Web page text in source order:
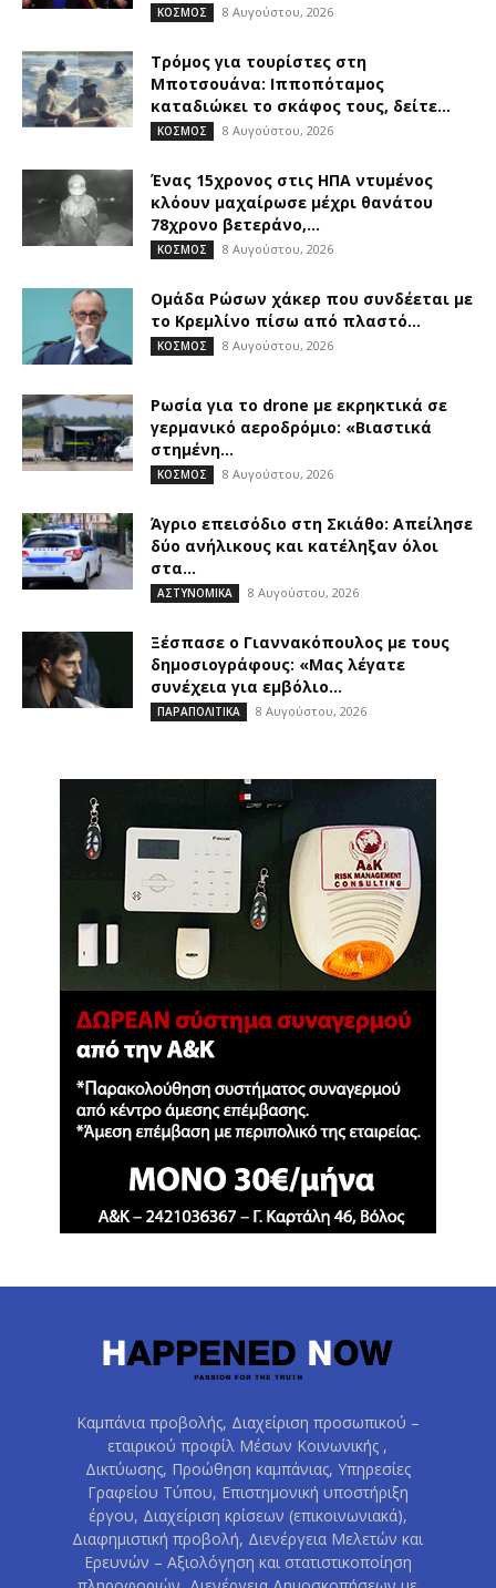
ΚΟΣΜΟΣ 8 Αυγούστου, 2026
Τρόμος για τουρίστες στη
Μποτσουάνα: Ιπποπόταμος
καταδιώκει το σκάφος τους, δείτε...
ΚΟΣΜΟΣ 8 Αυγούστου, 2026
Ένας 15χρονος στις ΗΠΑ ντυμένος
κλόουν μαχαίρωσε μέχρι θανάτου
78χρονο βετεράνο,...
ΚΟΣΜΟΣ 8 Αυγούστου, 2026
Ομάδα Ρώσων χάκερ που συνδέεται με
το Κρεμλίνο πίσω από πλαστό...
ΚΟΣΜΟΣ 8 Αυγούστου, 2026
Ρωσία για το drone με εκρηκτικά σε
γερμανικό αεροδρόμιο: «Βιαστικά
στημένη...
ΚΟΣΜΟΣ 8 Αυγούστου, 2026
Άγριο επεισόδιο στη Σκιάθο: Απείλησε
δύο ανήλικους και κατέληξαν όλοι
στα...
ΑΣΤΥΝΟΜΙΚΑ 8 Αυγούστου, 2026
Ξέσπασε ο Γιαννακόπουλος με τους
δημοσιογράφους: «Μας λέγατε
συνέχεια για εμβόλιο...
ΠΑΡΑΠΟΛΙΤΙΚΑ 8 Αυγούστου, 2026
Καμπάνια προβολής, Διαχείριση προσωπικού –
εταιρικού προφίλ Μέσων Κοινωνικής ,
Δικτύωσης, Προώθηση καμπάνιας, Υπηρεσίες
Γραφείου Τύπου, Επιστημονική υποστήριξη
έργου, Διαχείριση κρίσεων (επικοινωνιακά),
Διαφημιστική προβολή, Διενέργεια Μελετών και
Ερευνών – Αξιολόγηση και στατιστικοποίηση